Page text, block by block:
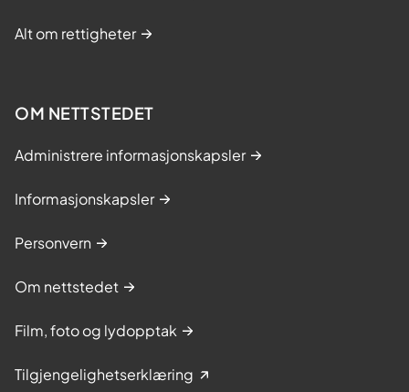
Alt om rettigheter
OM NETTSTEDET
Administrere informasjonskapsler
Informasjonskapsler
Personvern
Om nettstedet
Film, foto og lydopptak
Tilgjengelighetserklæring